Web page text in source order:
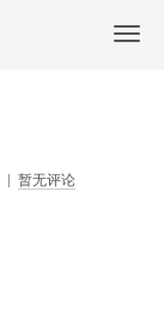
| 暂无评论